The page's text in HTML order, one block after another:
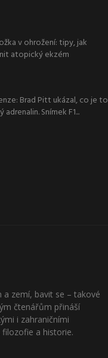
v ohrožení: tipy, jak
atopický ekzém
Brad Pitt ukázal, co je to
adrenalin. Snímek F1...
zemí, bavit se – takové
čtenářům přináší
i zahraničními
a historie.